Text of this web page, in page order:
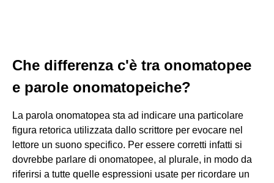
Che differenza c'è tra onomatopee
e parole onomatopeiche?
La parola onomatopea sta ad indicare una particolare
figura retorica utilizzata dallo scrittore per evocare nel
lettore un suono specifico. Per essere corretti infatti si
dovrebbe parlare di onomatopee, al plurale, in modo da
riferirsi a tutte quelle espressioni usate per ricordare un